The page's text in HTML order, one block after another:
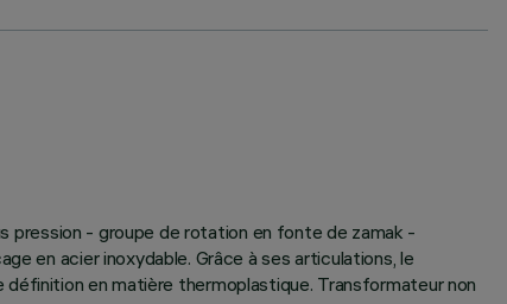
pression - groupe de rotation en fonte de zamak -
en acier inoxydable. Grâce à ses articulations, le
en matière thermoplastique. Transformateur non